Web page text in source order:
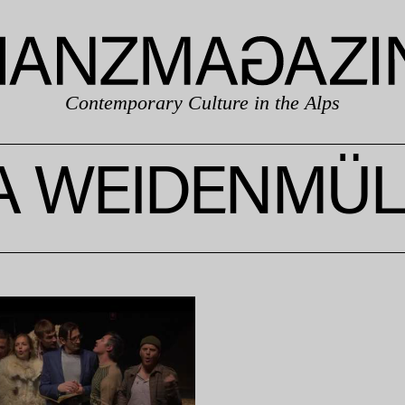
Contemporary Culture in the Alps